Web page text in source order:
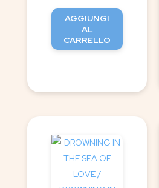
AGGIUNGI
AL
CARRELLO